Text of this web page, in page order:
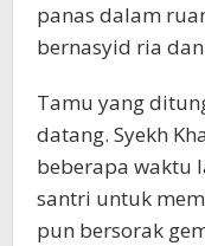
panas dalam
bernasyid ria
Tamu yang
datang. Syekh
beberapa waktu
santri untuk
pun bersorak